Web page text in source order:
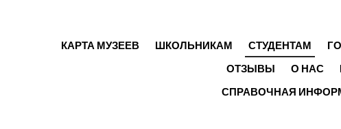
ГЛАВНОЕ МЕНЮ
КАРТА МУЗЕЕВ ШКОЛЬНИКАМ СТУДЕНТАМ
ОТЗЫВЫ
О НАС
СПРАВОЧНАЯ